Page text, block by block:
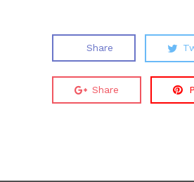
Share
Share